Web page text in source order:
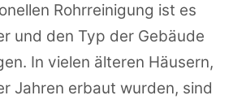
Rohrreinigung ist es
und den Typ der Gebäude
In vielen älteren Häusern,
Jahren erbaut wurden, sind